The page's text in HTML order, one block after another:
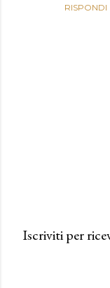
RISPONDI
Iscriviti per